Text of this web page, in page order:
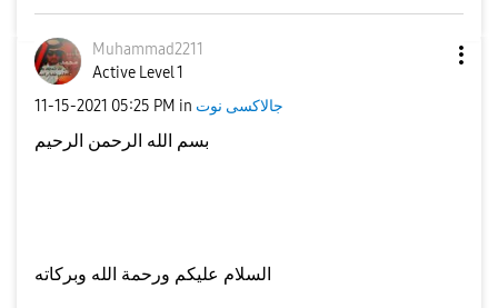
Muhammad2211
Active Level 1
‎11-15-2021 05:25 PM in جالاكسى نوت